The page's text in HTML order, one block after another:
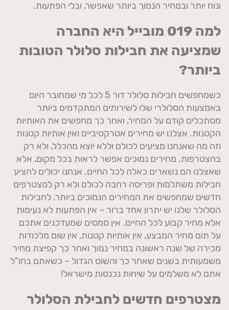
ונוח יותר ובמחיר הנמוך ביותר שאפשר, ובלי הפתעות.
למה 019 מובייל היא החברה
שמציעה את חבילות סלולר הטובות
ביותר?
כשמחפשים חבילות סלולר דור 5 לכל מי שמחובר היום
באמצעות הסלולרי שלו לשירותים המתקדמים ביותר
מסתכלים קודם על המחיר, ואחר כך מחפשים את האותיות
הקטנות. אצלנו יש מחירים אטרקטיביים ואין אותיות קטנות
וזה מה שאנחנו מציעים לכולם וללא יוצא מהכלל, ולא רק
בהצטרפות. מחירים נמוכים אפשר לראות בכל מקום, אלא
שאצלנו הם נשארים כאלה לכל החיים. אנחנו יכולים להציע
חבילות משתלמות ופריסה רחבה לכולם ולא רק למצטרפים
חדשים שמחפשים את המחירים הנמוכים ביותר. לחבילות
הסלולר שלנו יש יתרון אחד ברור – אין הפתעות לא נעימות
אלא מחיר קבוע לכל החיים. אין סמסים שמעדכנים אתכם
על תום מחיר המבצע, אין אותיות קטנות, אין שום מלכודות
מכירה של שנה ראשונה במחיר נמוך ואחר כך קפיצת מחיר
משמעותית בשנים שאחר כך והשוס הגדול – כשאתם בחו"ל
אתם לא משלמים על שיחות נכנסות מישראל!
מצטרפים חדשים לחבילת הסלולר